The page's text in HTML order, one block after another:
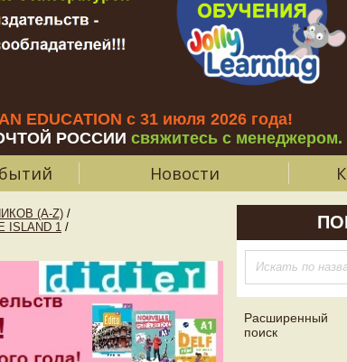
EDUCATION с 31 июля 2026 года!
РОССИИ свяжитесь с менеджером.
Новости
(A-Z) /
ISLAND 1 /
Расширенный
поиск